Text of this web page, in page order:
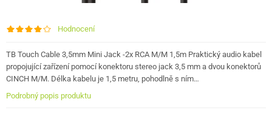
Hodnocení
TB Touch Cable 3,5mm Mini Jack -2x RCA M/M 1,5m Praktický audio kabel
propojující zařízení pomocí konektoru stereo jack 3,5 mm a dvou konektorů
CINCH M/M. Délka kabelu je 1,5 metru, pohodlně s ním…
Podrobný popis produktu